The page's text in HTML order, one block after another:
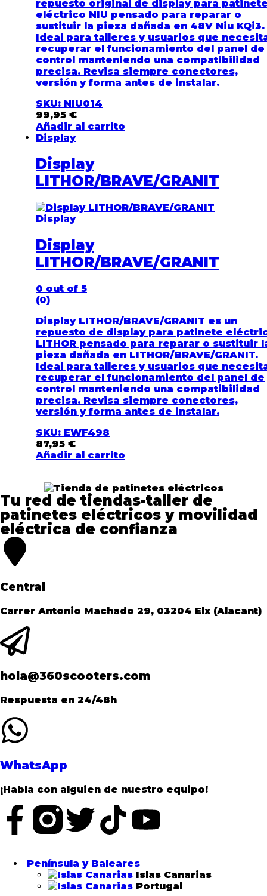
repuesto original de display para
eléctrico NIU pensado para reparar o
sustituir la pieza dañada en 48V Niu KQi3.
Ideal para talleres y usuarios que
recuperar el funcionamiento del panel de
control manteniendo una compatibilidad
precisa. Revisa siempre conectores,
versión y forma antes de instalar.
SKU: NIU014
99,95 €
Añadir al carrito
Display
Display
LITHOR/BRAVE/GRANIT
Display
Display
LITHOR/BRAVE/GRANIT
0 out of 5
(0)
Display LITHOR/BRAVE/GRANIT es un
repuesto de display para patinete
LITHOR pensado para reparar o sustituir
pieza dañada en LITHOR/BRAVE/GRANIT.
Ideal para talleres y usuarios que
recuperar el funcionamiento del panel de
control manteniendo una compatibilidad
precisa. Revisa siempre conectores,
versión y forma antes de instalar.
SKU: EWF498
87,95 €
Añadir al carrito
Tu red de tiendas-taller de
patinetes eléctricos y movilidad
eléctrica de confianza​
Central
Carrer Antonio Machado 29, 03204 Elx (Alacant)
hola@360scooters.com
Respuesta en 24/48h
WhatsApp
¡Habla con alguien de nuestro equipo!
Península y Baleares
Islas Canarias
Portugal